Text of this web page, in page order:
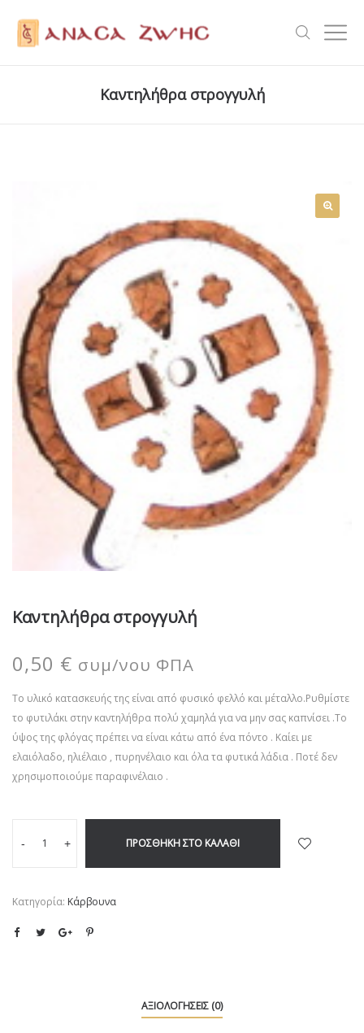
Καντηλήθρα στρογγυλή
Καντηλήθρα στρογγυλή
0,50 € συμ/νου ΦΠΑ
Το υλικό κατασκευής της είναι από φυσικό φελλό και μέταλλο.Ρυθμίστε
το φυτιλάκι στην καντηλήθρα πολύ χαμηλά για να μην σας καπνίσει .Το
ύψος της φλόγας πρέπει να είναι κάτω από ένα πόντο . Καίει με
ελαιόλαδο, ηλιέλαιο , πυρηνέλαιο και όλα τα φυτικά λάδια . Ποτέ δεν
χρησιμοποιούμε παραφινέλαιο .
- + ΠΡΟΣΘΉΚΗ ΣΤΟ ΚΑΛΆΘΙ
Κατηγορία: Κάρβουνα
ΑΞΙΟΛΟΓΉΣΕΙΣ (0)